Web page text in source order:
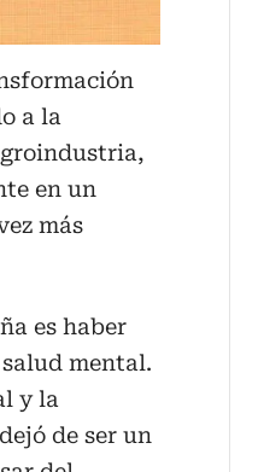
a la
en un
más
es haber
mental.
y la
de ser un